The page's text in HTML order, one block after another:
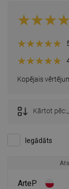
Kopējais
Iegādāts
Kārtot pēc:
ArteP